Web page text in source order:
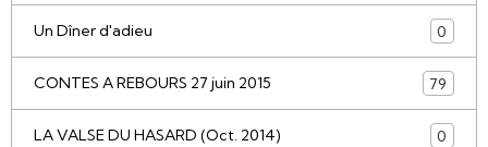
Un Dîner d'adieu 0
CONTES A REBOURS 27 juin 2015 79
LA VALSE DU HASARD (Oct. 2014) 0